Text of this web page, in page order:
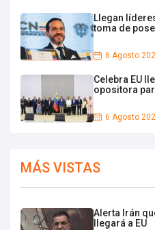
Llegan
toma de
6 Agosto
Celebra EU
opositora
6 Agosto
MÁS VISTAS
Alerta Irán
llegará a EU